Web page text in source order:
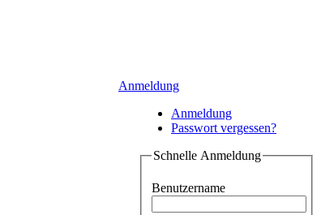
Anmeldung
Anmeldung
Passwort vergessen?
Schnelle Anmeldung
Benutzername